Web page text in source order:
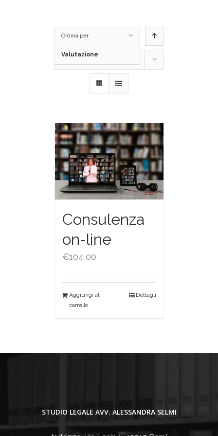
Ordina per
Valutazione
Consulenza
on-line
€104,00
Aggiungi al
carrello
Dettagli
STUDIO LEGALE AVV. ALESSANDRA SELMI